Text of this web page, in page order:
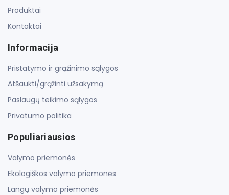
Produktai
Kontaktai
Informacija
Pristatymo ir grąžinimo sąlygos
Atšaukti/grąžinti užsakymą
Paslaugų teikimo sąlygos
Privatumo politika
Populiariausios
Valymo priemonės
Ekologiškos valymo priemonės
Langų valymo priemonės